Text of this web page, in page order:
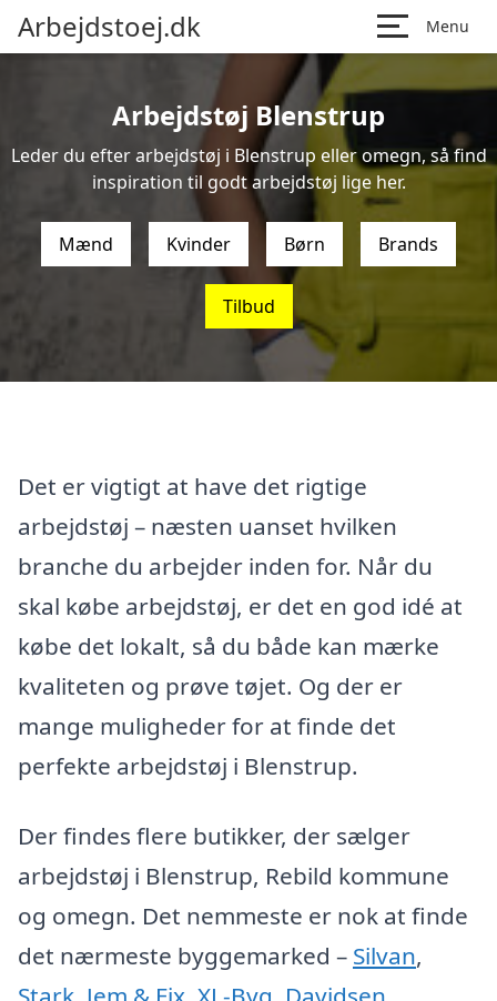
Arbejdstoej.dk Menu
Arbejdstøj Blenstrup
Leder du efter arbejdstøj i Blenstrup eller omegn, så find
inspiration til godt arbejdstøj lige her.
Mænd Kvinder Børn Brands
Tilbud
Det er vigtigt at have det rigtige
arbejdstøj – næsten uanset hvilken
branche du arbejder inden for. Når du
skal købe arbejdstøj, er det en god idé at
købe det lokalt, så du både kan mærke
kvaliteten og prøve tøjet. Og der er
mange muligheder for at finde det
perfekte arbejdstøj i Blenstrup.
Der findes flere butikker, der sælger
arbejdstøj i Blenstrup, Rebild kommune
og omegn. Det nemmeste er nok at finde
det nærmeste byggemarked – Silvan,